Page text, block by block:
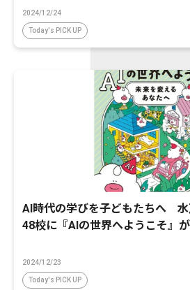
2024/12/24
Today's PICK UP
AI時代の学びを子どもたちへ
48校に『AIの世界へようこそ』
2024/12/23
Today's PICK UP